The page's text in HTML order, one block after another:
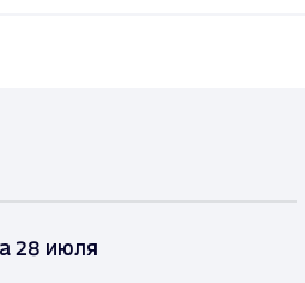
28 июля